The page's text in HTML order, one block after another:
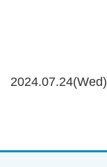
2024.07.24(Wed)